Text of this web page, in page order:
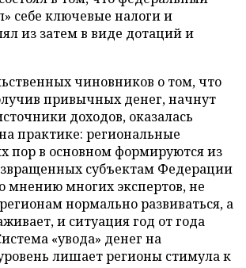
себе ключевые налоги и
из затем в виде дотаций и
чиновников о том, что
привычных денег, начнут
доходов, оказалась
практике: региональные
пор в основном формируются из
субъектам Федерации
мнению многих экспертов, не
нормально развиваться, а
и ситуация год от года
«увода» денег на
лишает регионы стимула к